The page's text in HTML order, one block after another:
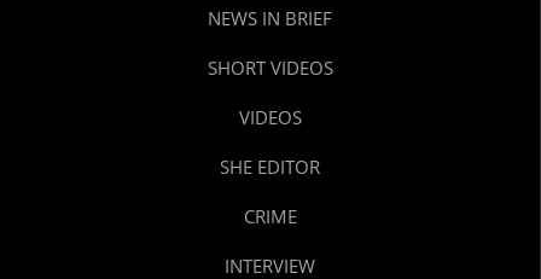
NEWS IN BRIEF
SHORT VIDEOS
VIDEOS
SHE EDITOR
CRIME
INTERVIEW